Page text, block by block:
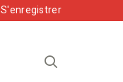
S'enregistrer